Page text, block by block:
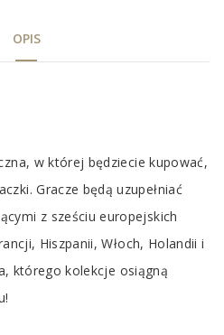
OPIS
w której będziecie kupować,
Gracze będą uzupełniać
z sześciu europejskich
Hiszpanii, Włoch, Holandii i
którego kolekcje osiągną